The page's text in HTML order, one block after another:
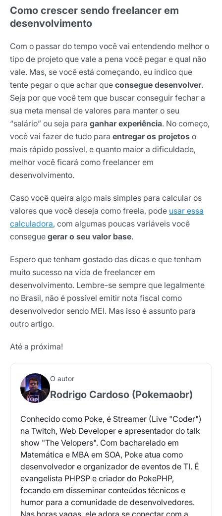
Como crescer sendo freelancer em
desenvolvimento
Com o passar do tempo você vai entendendo melhor o
tipo de projeto que vale a pena você pegar e qual não
vale. Mas, se você está começando, eu indico que
tente pegar o que achar que consegue desenvolver.
Seja por que você tem que buscar conseguir fechar a
sua meta mensal de valores para manter o seu
“salário” ou seja para ganhar experiência. No começo,
você vai fazer de tudo para entregar os projetos o
mais rápido possível, e quanto maior a dificuldade,
melhor você ficará como freelancer em
desenvolvimento.
Caso você queira algo mais simples para calcular os
valores que você deseja como freela, pode usar essa
calculadora, com algumas poucas variáveis você
consegue gerar o seu valor base.
Espero que tenham gostado das dicas e que tenham
muito sucesso na vida de freelancer em
desenvolvimento. Lembre-se sempre que legalmente
no Brasil, não é possível emitir nota fiscal como
desenvolvedor sendo MEI. Mas isso é assunto para
outro artigo.
Até a próxima!
O autor
Rodrigo Cardoso (Pokemaobr)
Conhecido como Poke, é Streamer (Live "Coder")
na Twitch, Web Developer e apresentador do talk
show "The Velopers". Com bacharelado em
Matemática e MBA em SOA, Poke atua como
desenvolvedor e organizador de eventos de TI. É
evangelista PHPSP e criador do PokePHP,
focando em disseminar conteúdos técnicos e
humor para a comunidade de desenvolvedores.
Nas horas vagas, ele adora se conectar com a